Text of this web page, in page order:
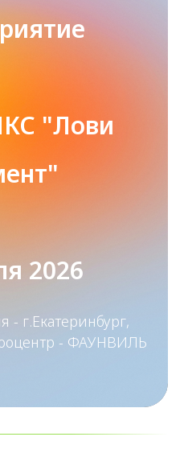
"Лови
2026
- г.Екатеринбург,
- ФАУНВИЛЬ